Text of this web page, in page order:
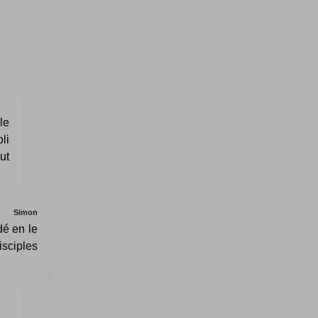
Simon
en le